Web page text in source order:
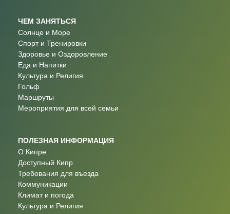
ЧЕМ ЗАНЯТЬСЯ
Солнце и Море
Спорт и Тренировки
Здоровье и Оздоровление
Еда и Напитки
Культура и Религия
Гольф
Маршруты
Мероприятия для всей семьи
ПОЛЕЗНАЯ ИНФОРМАЦИЯ
О Кипре
Доступный Кипр
Требования для въезда
Коммуникации
Климат и погода
Культура и Религия